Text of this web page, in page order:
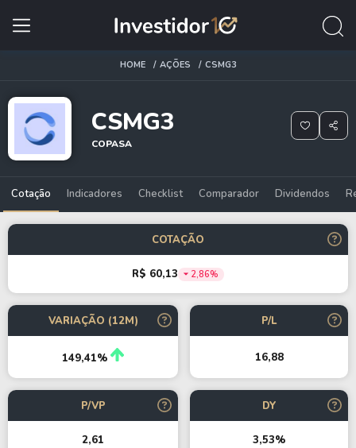
HOME AÇÕES CSMG3
CSMG3
COPASA
Cotação Indicadores Checklist Comparador Dividendos
COTAÇÃO
R$ 60,13 2,86%
VARIAÇÃO (12M)
149,41%
P/L
16,88
P/VP
2,61
DY
3,53%